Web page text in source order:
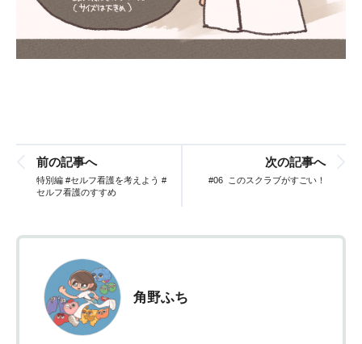
前の記事へ
特別編 #セルフ看護を考えよう #
セルフ看護のすすめ
次の記事へ
#06 このスクラブがすごい！
角野ふち